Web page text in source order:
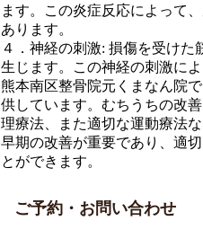
ます。この炎症反応によって
あります。
４．神経の刺激: 損傷を受け
生じます。この神経の刺激に
熊本南区整骨院元くまなん院
供しています。むちうちの改
理療法、また適切な運動療法
早期の改善が重要であり、適
とができます。
ご予約・お問い合わせ